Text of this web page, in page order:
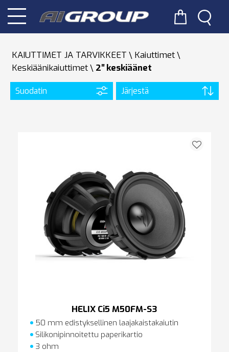
KAIUTTIMET JA TARVIKKEET
Kaiuttimet
Keskiäänikaiuttimet
2′′ keskiäänet
Suodatin Järjestä
HELIX Ci5 M50FM-S3
50 mm edistyksellinen laajakaistakaiutin
Silikonipinnoitettu paperikartio
3 ohm